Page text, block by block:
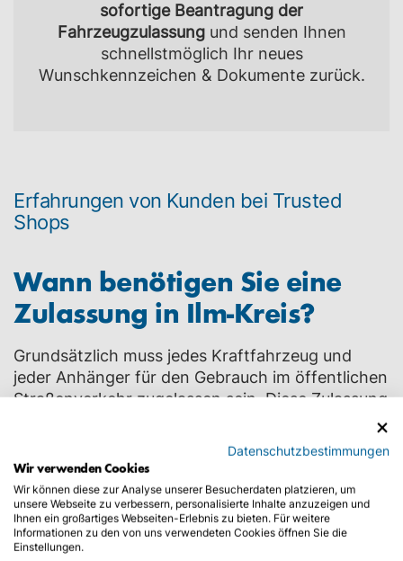
sofortige Beantragung der
Fahrzeugzulassungund senden Ihnen
schnellstmöglich Ihr neues
Wunschkennzeichen & Dokumente zurück.
Erfahrungen von Kunden bei Trusted
Shops
Wann benötigen Sie eine
Zulassung in Ilm-Kreis?
Grundsätzlich muss jedes Kraftfahrzeug und
jeder Anhänger für den Gebrauch im öffentlichen
Straßenverkehr zugelassen sein. Diese Zulassung
zuständigen Zulassungsbehörde durchgeführt.
Dabei wird dem Fahrzeug ein amtliches
Kennzeichen mit einzigartiger
Kennzeichenkombination zugeteilt.Diese KFZ-
Zulassungsarten gibt es!Wichtig: Auch bei einem
Umzug müssen Sie Ihr
Datenschutzbestimmungen
Wir verwenden Cookies
Wir können diese zur Analyse unserer Besucherdaten platzieren, um
unsere Webseite zu verbessern, personalisierte Inhalte anzuzeigen und
Ihnen ein großartiges Webseiten-Erlebnis zu bieten. Für weitere
Informationen zu den von uns verwendeten Cookies öffnen Sie die
Einstellungen.